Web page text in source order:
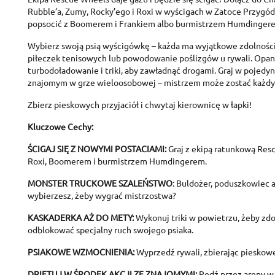
Rubble’a, Zumy, Rocky’ego i Roxi w wyścigach w Zatoce
popsocić z Boomerem i Frankiem albo burmistrzem
Wybierz swoją psią wyścigówkę – każda ma wyjątkowe
piłeczek tenisowych lub powodowanie poślizgów u rywali.
turbodoładowanie i triki, aby zawładnąć drogami. Graj w
znajomym w grze wieloosobowej – mistrzem może zostać
Zbierz pieskowych przyjaciół i chwytaj kierownicę w łapki!
Kluczowe Cechy:
ŚCIGAJ SIĘ Z NOWYMI POSTACIAMI:Graj z ekipą ratunkową
Roxi, Boomerem i burmistrzem Humdingerem.
MONSTER TRUCKOWE SZALEŃSTWO: Buldożer, poduszkowiec
wybierzesz, żeby wygrać mistrzostwa?
KASKADERKA AŻ DO METY:Wykonuj triki w powietrzu, żeby
odblokować specjalny ruch swojego psiaka.
PSIAKOWE WZMOCNIENIA:Wyprzedź rywali, zbierając